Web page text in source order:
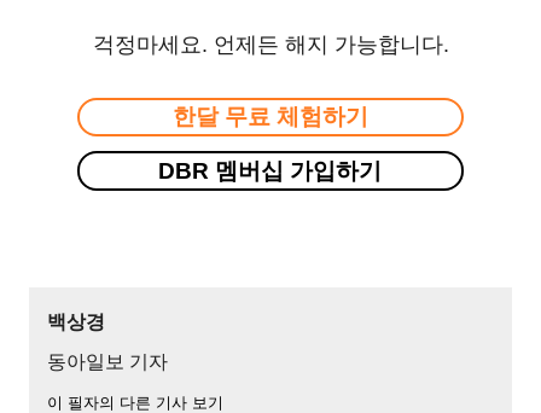
걱정마세요. 언제든 해지 가능합니다.
한달 무료 체험하기
DBR 멤버십 가입하기
백상경
동아일보 기자
이 필자의 다른 기사 보기